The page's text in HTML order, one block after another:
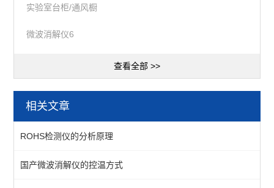
实验室台柜/通风橱
微波消解仪6
查看全部 >>
相关文章
ROHS检测仪的分析原理
国产微波消解仪的控温方式